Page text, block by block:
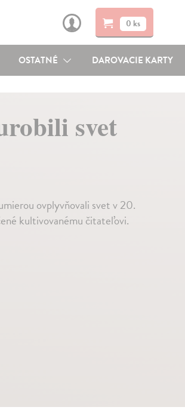
0 ks
OSTATNÉ DAROVACIE KARTY
svet
ovplyvňovali svet v 20.
kultivovanému čitateľovi.